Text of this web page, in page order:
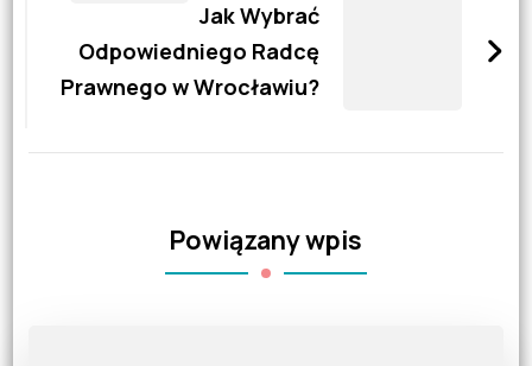
Jak Wybrać
Odpowiedniego Radcę
Prawnego w Wrocławiu?
Powiązany wpis